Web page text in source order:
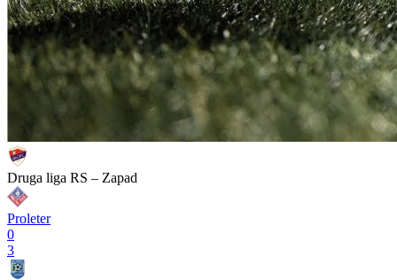
Druga liga RS – Zapad
Proleter
0
3